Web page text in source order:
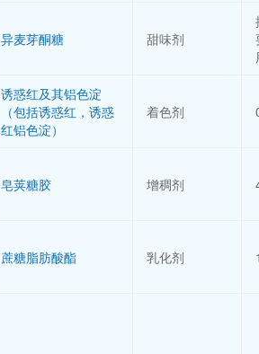
异麦芽酮糖 甜味剂
诱惑红及其铝色淀
（包括诱惑红，诱惑
红铝色淀）
着色剂
皂荚糖胶 增稠剂
蔗糖脂肪酸酯 乳化剂